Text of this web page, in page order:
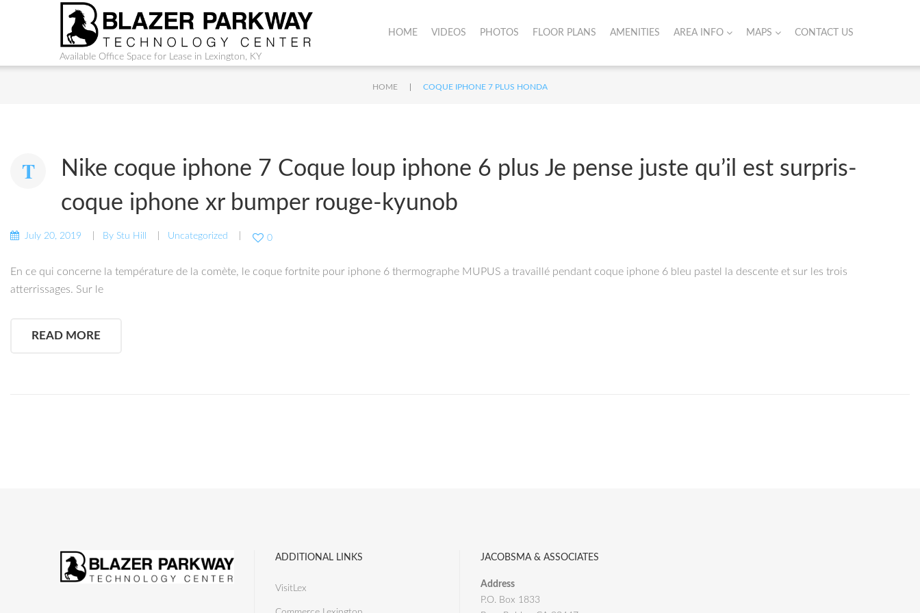
Available Office Space for Lease in Lexington, KY
HOME VIDEOS PHOTOS FLOOR PLANS AMENITIES AREA INFO MAPS CONTACT US
HOME COQUE IPHONE 7 PLUS HONDA
Nike coque iphone 7 Coque loup iphone 6 plus Je pense juste qu’il est surpris-
coque iphone xr bumper rouge-kyunob
July 20, 2019 By Stu Hill Uncategorized 0
En ce qui concerne la température de la comète, le coque fortnite pour iphone 6 thermographe MUPUS a travaillé pendant coque iphone 6 bleu pastel la descente et sur les trois
atterrissages. Sur le
READ MORE
ADDITIONAL LINKS
VisitLex
JACOBSMA & ASSOCIATES
Address
P.O. Box 1833